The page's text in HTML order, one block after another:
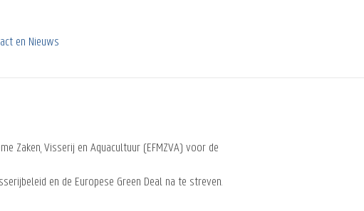
en Nieuws
Zaken, Visserij en Aquacultuur (EFMZVA) voor de
en de Europese Green Deal na te streven.